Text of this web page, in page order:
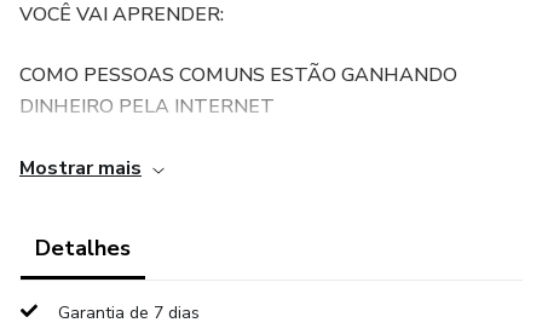
VOCÊ VAI APRENDER:
COMO PESSOAS COMUNS ESTÃO GANHANDO
DINHEIRO PELA INTERNET
O QUE IMPEDE A MAIORIA DE CRESCER
COMO DESENVOLVER UMA MENTALIDADE FORTE
FORMAS REAIS DE COMEÇAR DO ZERO
Mostrar mais
Detalhes
Garantia de 7 dias